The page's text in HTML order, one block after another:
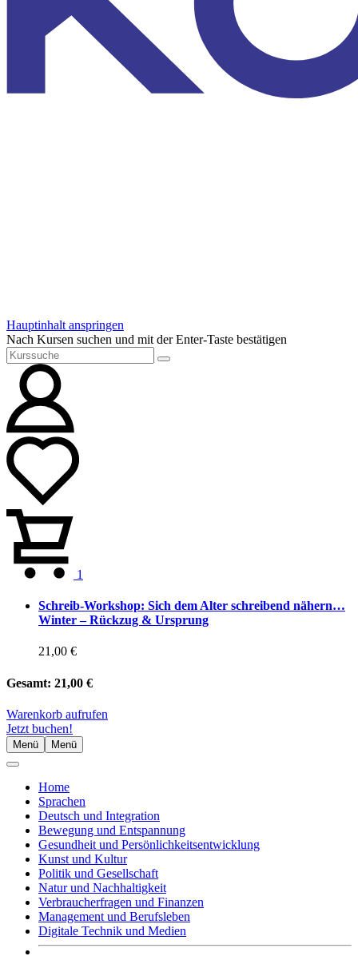
Hauptinhalt anspringen
Nach Kursen suchen und mit der Enter-Taste bestätigen
1
Schreib-Workshop: Sich dem Alter schreibend nähern…
Winter – Rückzug & Ursprung
21,00 €
Gesamt: 21,00 €
Warenkorb aufrufen
Jetzt buchen!
Menü Menü
Home
Sprachen
Deutsch und Integration
Bewegung und Entspannung
Gesundheit und Persönlichkeitsentwicklung
Kunst und Kultur
Politik und Gesellschaft
Natur und Nachhaltigkeit
Verbraucherfragen und Finanzen
Management und Berufsleben
Digitale Technik und Medien